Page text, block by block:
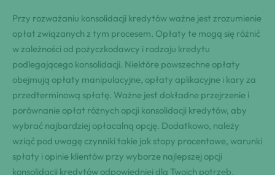
Przy rozważaniu konsolidacji kredytów ważne jest zrozumienie
opłat związanych z tym procesem. Opłaty te mogą się różnić
w zależności od pożyczkodawcy i rodzaju kredytu
podlegającego konsolidacji. Niektóre powszechne opłaty
obejmują opłaty manipulacyjne, opłaty aplikacyjne i kary za
przedterminową spłatę. Ważne jest dokładne przejrzenie i
porównanie opłat różnych opcji konsolidacji kredytów, aby
wybrać najbardziej opłacalną opcję. Dodatkowo, należy
wziąć pod uwagę czynniki takie jak stopy procentowe, warunki
spłaty i opinie klientów przy wyborze najlepszej opcji
konsolidacji kredytów odpowiedniej dla Twoich potrzeb.